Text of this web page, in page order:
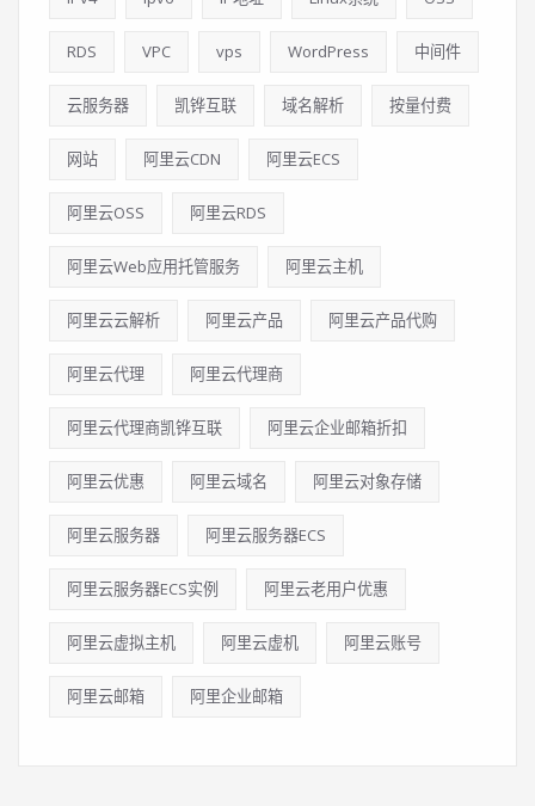
RDS VPC vps WordPress 中间件
云服务器 凯铧互联 域名解析 按量付费
网站 阿里云CDN 阿里云ECS
阿里云OSS 阿里云RDS
阿里云Web应用托管服务 阿里云主机
阿里云云解析 阿里云产品 阿里云产品代购
阿里云代理 阿里云代理商
阿里云代理商凯铧互联 阿里云企业邮箱折扣
阿里云优惠 阿里云域名 阿里云对象存储
阿里云服务器 阿里云服务器ECS
阿里云服务器ECS实例 阿里云老用户优惠
阿里云虚拟主机 阿里云虚机 阿里云账号
阿里云邮箱 阿里企业邮箱